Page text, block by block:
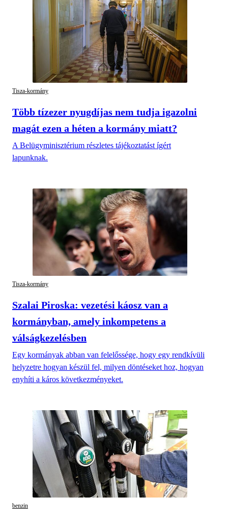
Tisza-kormány
Több tízezer nyugdíjas nem tudja igazolni
magát ezen a héten a kormány miatt?
A Belügyminisztérium részletes tájékoztatást ígért
lapunknak.
Tisza-kormány
Szalai Piroska: vezetési káosz van a
kormányban, amely inkompetens a
válságkezelésben
Egy kormányak abban van felelőssége, hogy egy rendkívüli
helyzetre hogyan készül fel, milyen döntéseket hoz, hogyan
enyhíti a káros következményeket.
benzin